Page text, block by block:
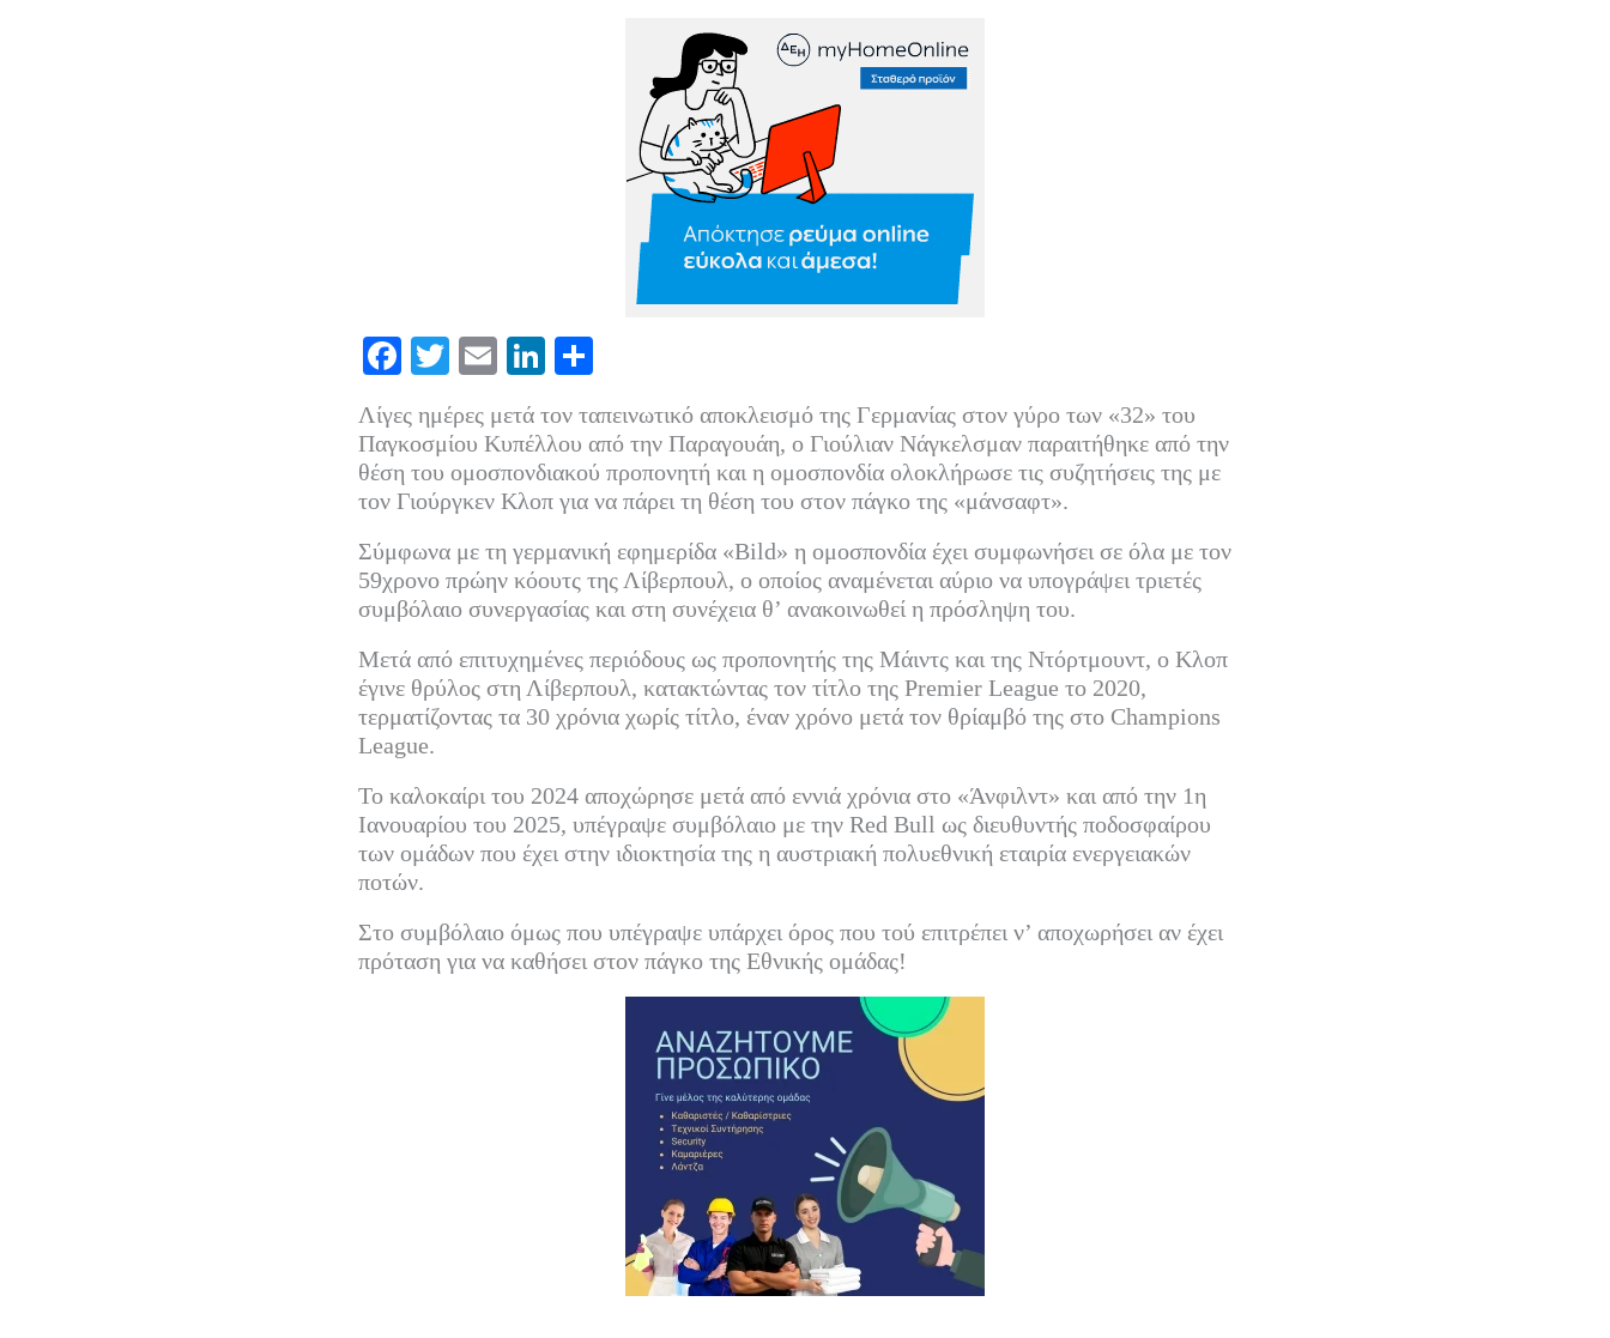
Fa
bo
ok
T
tte
r
E
ail
Li
ed
In
ρ
α
στ
εί
τε
Λίγες ημέρες μετά τον ταπεινωτικό αποκλεισμό της Γερμανίας στον γύρο των «32» του
Παγκοσμίου Κυπέλλου από την Παραγουάη, ο Γιούλιαν Νάγκελσμαν παραιτήθηκε από την
θέση του ομοσπονδιακού προπονητή και η ομοσπονδία ολοκλήρωσε τις συζητήσεις της με
τον Γιούργκεν Κλοπ για να πάρει τη θέση του στον πάγκο της «μάνσαφτ».
Σύμφωνα με τη γερμανική εφημερίδα «Bild» η ομοσπονδία έχει συμφωνήσει σε όλα με τον
59χρονο πρώην κόουτς της Λίβερπουλ, ο οποίος αναμένεται αύριο να υπογράψει τριετές
συμβόλαιο συνεργασίας και στη συνέχεια θ’ ανακοινωθεί η πρόσληψη του.
Μετά από επιτυχημένες περιόδους ως προπονητής της Μάιντς και της Ντόρτμουντ, ο Κλοπ
έγινε θρύλος στη Λίβερπουλ, κατακτώντας τον τίτλο της Premier League το 2020,
τερματίζοντας τα 30 χρόνια χωρίς τίτλο, έναν χρόνο μετά τον θρίαμβό της στο Champions
League.
Το καλοκαίρι του 2024 αποχώρησε μετά από εννιά χρόνια στο «Άνφιλντ» και από την 1η
Ιανουαρίου του 2025, υπέγραψε συμβόλαιο με την Red Bull ως διευθυντής ποδοσφαίρου
των ομάδων που έχει στην ιδιοκτησία της η αυστριακή πολυεθνική εταιρία ενεργειακών
ποτών.
Στο συμβόλαιο όμως που υπέγραψε υπάρχει όρος που τού επιτρέπει ν’ αποχωρήσει αν έχει
πρόταση για να καθήσει στον πάγκο της Εθνικής ομάδας!